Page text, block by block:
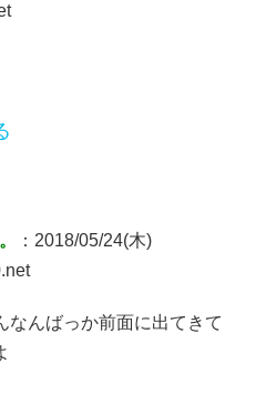
：2018/05/24(木)
なんばっか前面に出てきて